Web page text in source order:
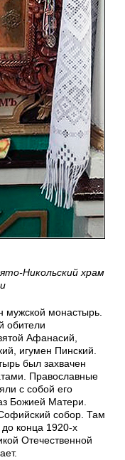
Никольский храм
мужской монастырь.
обители
Афанасий,
игумен Пинский.
был захвачен
Православные
с собой его
Божией Матери.
собор. Там
конца 1920-х
Отечественной